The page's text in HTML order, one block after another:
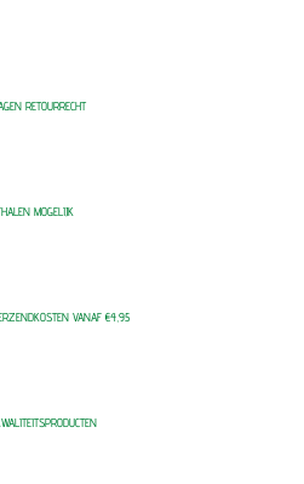
RETOURRECHT
MOGELIJK
VANAF €4,95